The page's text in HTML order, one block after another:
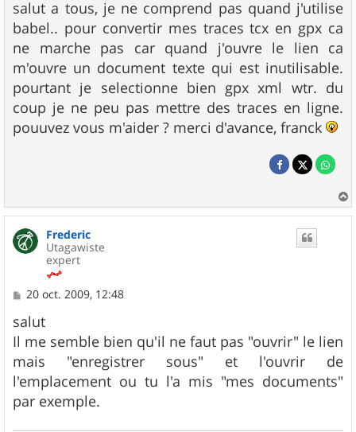
s
s
a
g
e
salut a tous, je ne comprend pas quand j'utilise
babel.. pour convertir mes traces tcx en gpx ca
ne marche pas car quand j'ouvre le lien ca
m'ouvre un document texte qui est inutilisable.
pourtant je selectionne bien gpx xml wtr. du
coup je ne peu pas mettre des traces en ligne.
pouuvez vous m'aider ? merci d'avance, franck
a
Frederic
Utagawiste
expert
M
s
s
a
g
e
20 oct. 2009, 12:48
salut
Il me semble bien qu'il ne faut pas "ouvrir" le lien
mais "enregistrer sous" et l'ouvrir de
l'emplacement ou tu l'a mis "mes documents"
par exemple.